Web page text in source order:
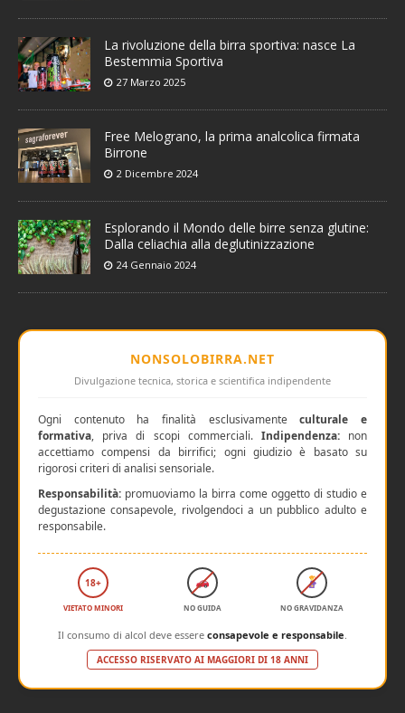
La rivoluzione della birra sportiva: nasce La
Bestemmia Sportiva
27 Marzo 2025
Free Melograno, la prima analcolica firmata
Birrone
2 Dicembre 2024
Esplorando il Mondo delle birre senza glutine:
Dalla celiachia alla deglutinizzazione
24 Gennaio 2024
NONSOLOBIRRA.NET
Divulgazione tecnica, storica e scientifica indipendente
Ogni contenuto ha finalità esclusivamenteculturale e
formativa, priva di scopi commerciali. Indipendenza:non
accettiamo compensi da birrifici; ogni giudizio è basato su
rigorosi criteri di analisi sensoriale.
Responsabilità: promuoviamo la birra come oggetto di studio e
degustazione consapevole, rivolgendoci a un pubblico adulto e
responsabile.
18+
VIETATO MINORI NO GUIDA NO GRAVIDANZA
Il consumo di alcol deve essere consapevole e responsabile
ACCESSO RISERVATO AI MAGGIORI DI 18 ANNI